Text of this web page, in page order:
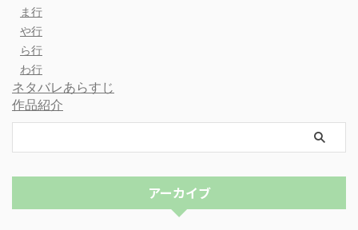
ま行
や行
ら行
わ行
ネタバレあらすじ
作品紹介
アーカイブ